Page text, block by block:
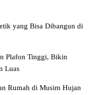
yang Bisa Dibangun di
Plafon Tinggi, Bikin
Luas
Rumah di Musim Hujan